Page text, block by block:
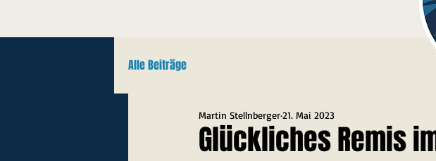
Alle Beiträge
Glückliches Remis
Martin Stellnberger21. Mai 2023